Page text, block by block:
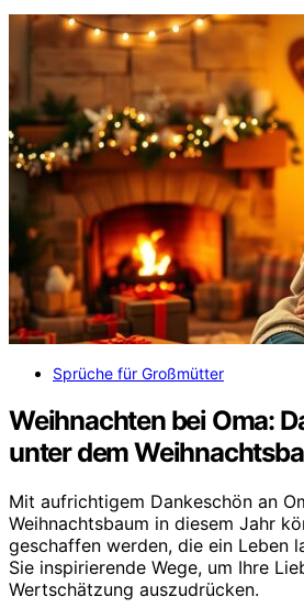
Sprüche für Großmütter
Weihnachten bei Oma:
unter dem
Mit aufrichtigem Dankeschön an
Weihnachtsbaum in diesem Jahr
geschaffen werden, die ein Leben
Sie inspirierende Wege, um Ihre
Wertschätzung auszudrücken.